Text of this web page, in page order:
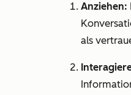
Anziehen:
als